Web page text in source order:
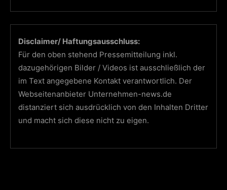
Disclaimer/ Haftungsausschluss:
Für den oben stehend Pressemitteilung inkl.
dazugehörigen Bilder / Videos ist ausschließlich der
im Text angegebene Kontakt verantwortlich. Der
Webseitenanbieter Unternehmen-news.de
distanziert sich ausdrücklich von den Inhalten Dritter
und macht sich diese nicht zu eigen.